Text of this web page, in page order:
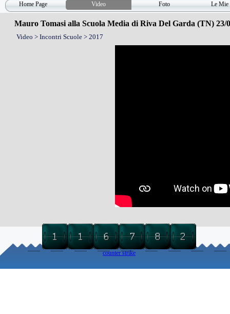
Home Page Video ▼
Foto Le Mie
Mauro Tomasi alla Scuola Media di Riva Del Garda (TN) 23/
Video > Incontri Scuole > 2017
counter strike